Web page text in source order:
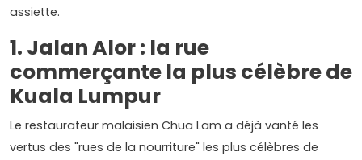
assiette.
1. Jalan Alor : la rue
commerçante la plus célèbre de
Kuala Lumpur
Le restaurateur malaisien Chua Lam a déjà vanté les
vertus des "rues de la nourriture" les plus célèbres de